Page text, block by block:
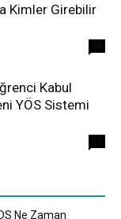
Kimler Girebilir
Kabul
YÖS Sistemi
Ne Zaman